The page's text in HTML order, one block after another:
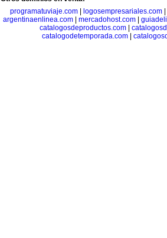
programatuviaje.com| logosempresariales.com|
argentinaenlinea.com| mercadohost.com|
catalogosdeproductos.com
catalogodetemporada.com